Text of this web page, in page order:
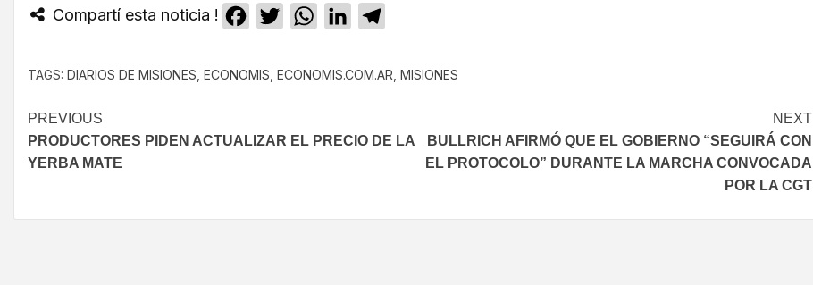
Compartí esta noticia ! Facebook
TwitterWhatsApp
LinkedIn
TAGS: DIARIOS DE MISIONES ECONOMIS ECONOMIS.COM.AR MISIONES
PREVIOUS
PRODUCTORES PIDEN ACTUALIZAR EL PRECIO DE LA
YERBA MATE
NEXT
BULLRICH AFIRMÓ QUE EL GOBIERNO “SEGUIRÁ CON
EL PROTOCOLO” DURANTE LA MARCHA CONVOCADA
POR LA CGT